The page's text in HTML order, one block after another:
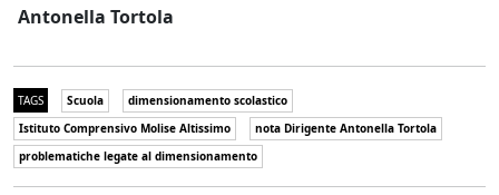
Antonella Tortola
TAGS Scuola
dimensionamento scolastico
Istituto Comprensivo Molise Altissimo
nota Dirigente Antonella Tortola
problematiche legate al dimensionamento